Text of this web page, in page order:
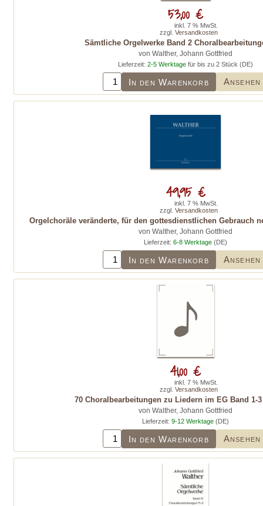
Sämtliche Orgelwerke Band 2
von Walther, Johann Gottfried
Lieferzeit: 2-5 Werktage für bis zu 2 Stück (DE)
In den Warenkorb Ansehen
53,00 €
inkl. 7 % MwSt.
zzgl. Versandkosten
Orgelchoräle veränderte, für den gottesdienstlichen Gebrauch
von Walther, Johann Gottfried
Lieferzeit: 6-8 Werktage (DE)
In den Warenkorb Ansehen
49,95 €
inkl. 7 % MwSt.
zzgl. Versandkosten
70 Choralbearbeitungen zu Liedern im EG Band 1-
von Walther, Johann Gottfried
Lieferzeit: 9-12 Werktage (DE)
In den Warenkorb Ansehen
41,00 €
inkl. 7 % MwSt.
zzgl. Versandkosten